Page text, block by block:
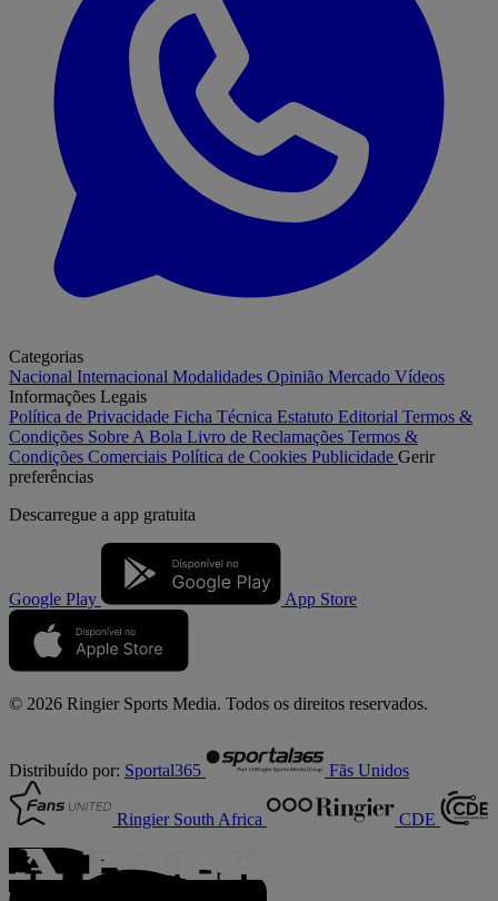
Categorias
Nacional Internacional Modalidades Opinião Mercado Vídeos
Informações Legais
Política de Privacidade Ficha Técnica Estatuto Editorial Termos &
Condições Sobre A Bola Livro de Reclamações Termos &
Condições Comerciais Política de Cookies Publicidade Gerir
preferências
Descarregue a app gratuita
Google Play App Store
© 2026 Ringier Sports Media. Todos os direitos reservados.
Distribuído por: Sportal365 Fãs Unidos
Ringier South Africa CDE